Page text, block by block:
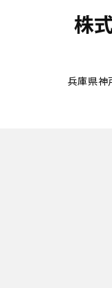
兵庫県神